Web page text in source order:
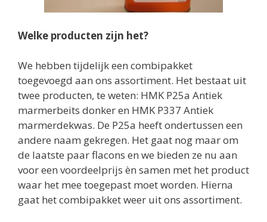
Welke producten zijn het?
We hebben tijdelijk een combipakket
toegevoegd aan ons assortiment. Het bestaat uit
twee producten, te weten: HMK P25a Antiek
marmerbeits donker en HMK P337 Antiek
marmerdekwas. De P25a heeft ondertussen een
andere naam gekregen. Het gaat nog maar om
de laatste paar flacons en we bieden ze nu aan
voor een voordeelprijs èn samen met het product
waar het mee toegepast moet worden. Hierna
gaat het combipakket weer uit ons assortiment.